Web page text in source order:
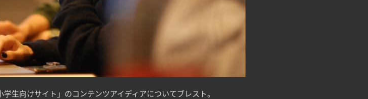
生向けサイト」のコンテンツアイディアについてブレスト。